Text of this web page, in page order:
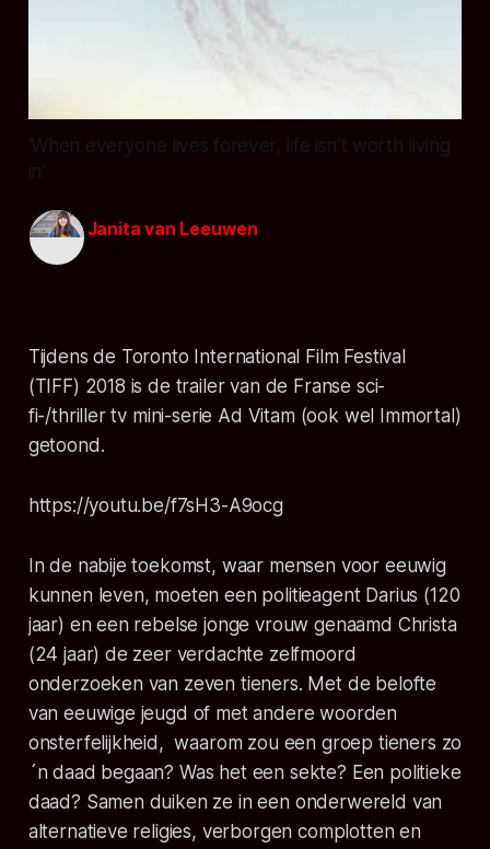
‘When everyone lives forever, life isn’t worth living
in’
Janita van Leeuwen
Tijdens de Toronto International Film Festival
(TIFF) 2018 is de trailer van de Franse sci-
fi-/thriller tv mini-serie Ad Vitam (ook wel Immortal)
getoond.
https://youtu.be/f7sH3-A9ocg
In de nabije toekomst, waar mensen voor eeuwig
kunnen leven, moeten een politieagent Darius (120
jaar) en een rebelse jonge vrouw genaamd Christa
(24 jaar) de zeer verdachte zelfmoord
onderzoeken van zeven tieners. Met de belofte
van eeuwige jeugd of met andere woorden
onsterfelijkheid, waarom zou een groep tieners zo
´n daad begaan? Was het een sekte? Een politieke
daad? Samen duiken ze in een onderwereld van
alternatieve religies, verborgen complotten en